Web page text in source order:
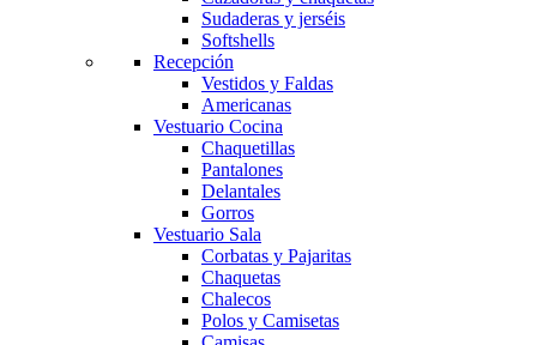
Sudaderas y jerséis
Softshells
Recepción
Vestidos y Faldas
Americanas
Vestuario Cocina
Chaquetillas
Pantalones
Delantales
Gorros
Vestuario Sala
Corbatas y Pajaritas
Chaquetas
Chalecos
Polos y Camisetas